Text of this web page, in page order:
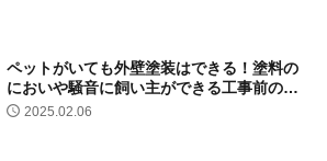
ペットがいても外壁塗装はできる！塗料の
においや騒音に飼い主ができる工事前の３
つ・工事中の４つの対策
2025.02.06